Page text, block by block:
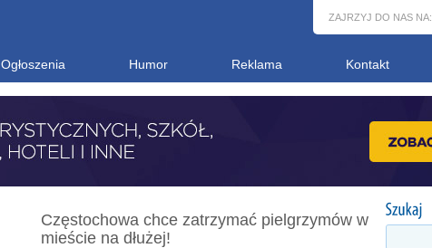
ZAJRZYJ DO NAS NA:
Ogłoszenia Humor Reklama Kontakt
Częstochowa chce zatrzymać pielgrzymów w
mieście na dłużej!